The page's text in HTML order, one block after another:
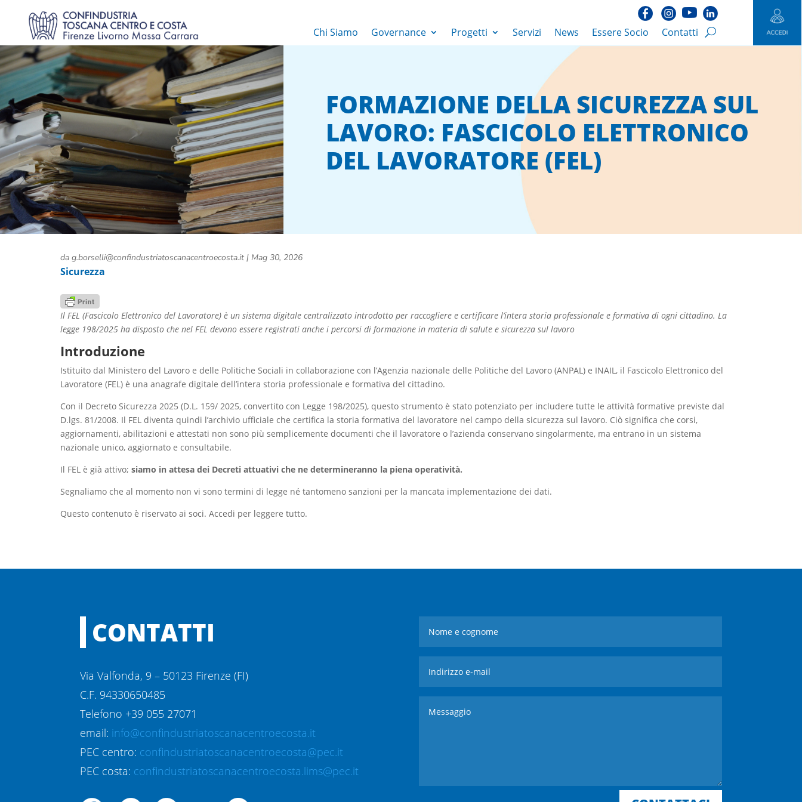
Chi Siamo Governance Progetti Servizi News Essere Socio Contatti
FORMAZIONE DELLA SICUREZZA SUL
LAVORO: FASCICOLO ELETTRONICO
DEL LAVORATORE (FEL)
da g.borselli@confindustriatoscanacentroecosta.it| Mag 30, 2026
Sicurezza
Il FEL (Fascicolo Elettronico del Lavoratore) è un sistema digitale centralizzato introdotto per raccogliere e certificare l’intera storia professionale e formativa di ogni cittadino. La
legge 198/2025 ha disposto che nel FEL devono essere registrati anche i percorsi di formazione in materia di salute e sicurezza sul lavoro
Introduzione
Istituito dal Ministero del Lavoro e delle Politiche Sociali in collaborazione con l’Agenzia nazionale delle Politiche del Lavoro (ANPAL) e INAIL, il Fascicolo Elettronico del
Lavoratore (FEL) è una anagrafe digitale dell’intera storia professionale e formativa del cittadino.
Con il Decreto Sicurezza 2025 (D.L. 159/ 2025, convertito con Legge 198/2025), questo strumento è stato potenziato per includere tutte le attività formative previste dal
D.lgs. 81/2008. Il FEL diventa quindi l’archivio ufficiale che certifica la storia formativa del lavoratore nel campo della sicurezza sul lavoro. Ciò significa che corsi,
aggiornamenti, abilitazioni e attestati non sono più semplicemente documenti che il lavoratore o l’azienda conservano singolarmente, ma entrano in un sistema
nazionale unico, aggiornato e consultabile.
Il FEL è già attivo; siamo in attesa dei Decreti attuativi che ne determineranno la piena operatività.
Segnaliamo che al momento non vi sono termini di legge né tantomeno sanzioni per la mancata implementazione dei dati.
Questo contenuto è riservato ai soci. Accedi per leggere tutto.
CONTATTI
Via Valfonda, 9 – 50123 Firenze (FI)
C.F. 94330650485
Telefono +39 055 27071
email: info@confindustriatoscanacentroecosta.it
PEC centro: confindustriatoscanacentroecosta@pec.it
PEC costa: confindustriatoscanacentroecosta.lims@pec.it